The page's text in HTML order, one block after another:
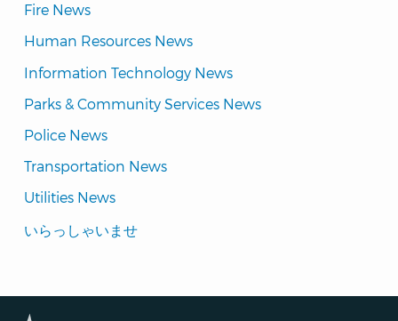
Fire News
Human Resources News
Information Technology News
Parks & Community Services News
Police News
Transportation News
Utilities News
Translated
いらっしゃいませ